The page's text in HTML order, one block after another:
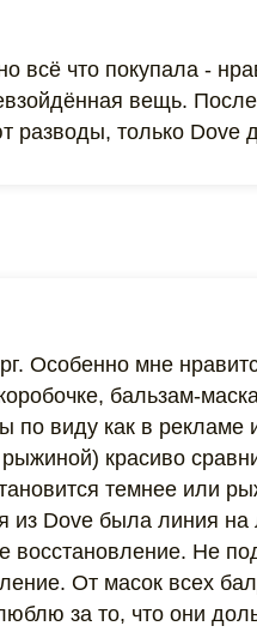
всё что покупала -
вещь.
разводы, только Dove
Особенно мне
бальзам-
по виду как в рекламе
красиво
темнее или
из Dove была линия на
восстановление. Не
От масок всех
за то, что они